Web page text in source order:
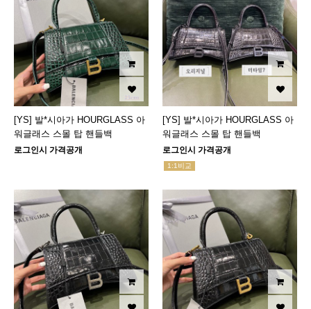
[YS] 발*시아가 HOURGLASS 아
워글래스 스몰 탑 핸들백
로그인시 가격공개
[YS] 발*시아가 HOURGLASS 아
워글래스 스몰 탑 핸들백
로그인시 가격공개
1:1비교